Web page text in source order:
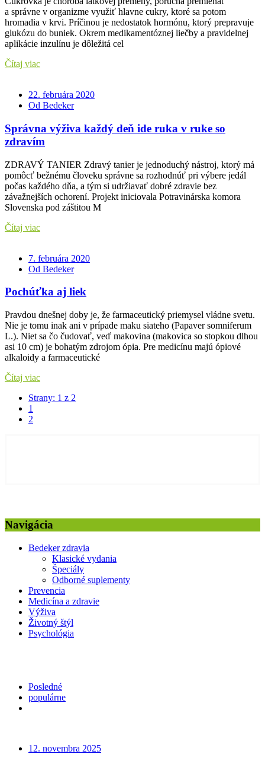
a správne v organizme využiť hlavne cukry, ktoré sa potom
hromadia v krvi. Príčinou je nedostatok hormónu, ktorý prepravuje
glukózu do buniek. Okrem medikamentóznej liečby a pravidelnej
aplikácie inzulínu je dôležitá cel
Čítaj viac
22. februára 2020
Od Bedeker
Správna výživa každý deň ide ruka v ruke so
zdravím
ZDRAVÝ TANIER Zdravý tanier je jednoduchý nástroj, ktorý má
pomôcť bežnému človeku správne sa rozhodnúť pri výbere jedál
počas každého dňa, a tým si udržiavať dobré zdravie bez
závažnejších ochorení. Projekt iniciovala Potravinárska komora
Slovenska pod záštitou M
Čítaj viac
7. februára 2020
Od Bedeker
Pochúťka aj liek
Pravdou dnešnej doby je, že farmaceutický priemysel vládne svetu.
Nie je tomu inak ani v prípade maku siateho (Papaver somniferum
L.). Niet sa čo čudovať, veď makovina (makovica so stopkou dlhou
asi 10 cm) je bohatým zdrojom ópia. Pre medicínu majú ópiové
alkaloidy a farmaceutické
Čítaj viac
Strany: 1 z 2
1
2
Navigácia
Bedeker zdravia
Klasické vydania
Špeciály
Odborné suplementy
Prevencia
Medicína a zdravie
Výživa
Životný štýl
Psychológia
Posledné
populárne
12. novembra 2025